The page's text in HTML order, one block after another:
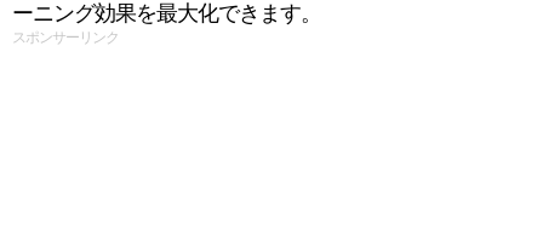
ーニング効果を最大化できます。
スポンサーリンク